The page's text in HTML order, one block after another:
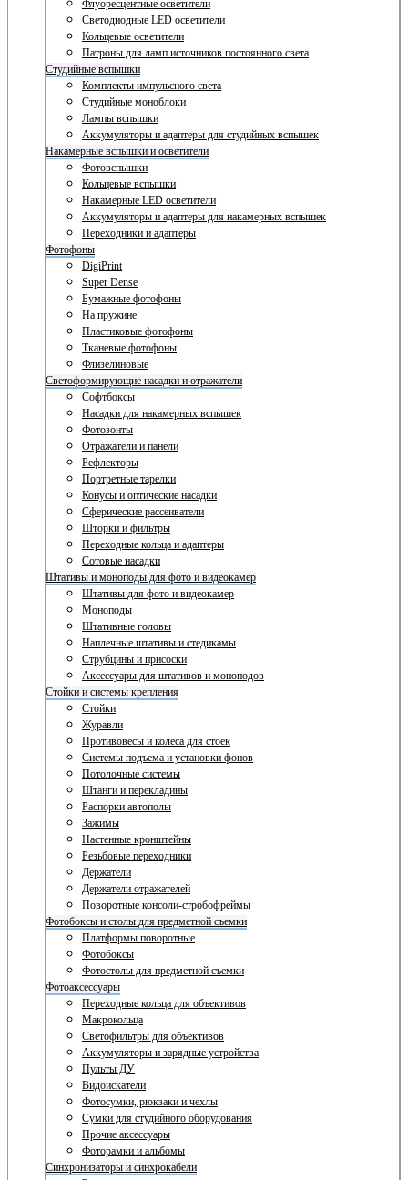
Флуоресцентные осветители
Светодиодные LED осветители
Кольцевые осветители
Патроны для ламп источников постоянного света
Студийные вспышки
Комплекты импульсного света
Студийные моноблоки
Лампы вспышки
Аккумуляторы и адаптеры для студийных вспышек
Накамерные вспышки и осветители
Фотовспышки
Кольцевые вспышки
Накамерные LED осветители
Аккумуляторы и адаптеры для накамерных вспышек
Переходники и адаптеры
Фотофоны
DigiPrint
Super Dense
Бумажные фотофоны
На пружине
Пластиковые фотофоны
Тканевые фотофоны
Флизелиновые
Светоформирующие насадки и отражатели
Софтбоксы
Насадки для накамерных вспышек
Фотозонты
Отражатели и панели
Рефлекторы
Портретные тарелки
Конусы и оптические насадки
Сферические рассеиватели
Шторки и фильтры
Переходные кольца и адаптеры
Сотовые насадки
Штативы и моноподы для фото и видеокамер
Штативы для фото и видеокамер
Моноподы
Штативные головы
Наплечные штативы и стедикамы
Струбцины и присоски
Аксессуары для штативов и моноподов
Стойки и системы крепления
Стойки
Журавли
Противовесы и колеса для стоек
Системы подъема и установки фонов
Потолочные системы
Штанги и перекладины
Распорки автополы
Зажимы
Настенные кронштейны
Резьбовые переходники
Держатели
Держатели отражателей
Поворотные консоли-стробофреймы
Фотобоксы и столы для предметной съемки
Платформы поворотные
Фотобоксы
Фотостолы для предметной съемки
Фотоаксессуары
Переходные кольца для объективов
Макрокольца
Светофильтры для объективов
Аккумуляторы и зарядные устройства
Пульты ДУ
Видоискатели
Фотосумки, рюкзаки и чехлы
Сумки для студийного оборудования
Прочие аксессуары
Фоторамки и альбомы
Синхронизаторы и синхрокабели